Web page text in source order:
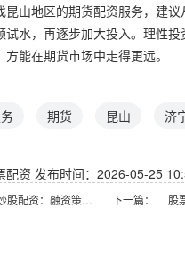
昆山地区的期货配资服务，建议
试水，再逐步加大投入。理性
能在期货市场中走得更远。
期货 昆山 济
配资 发布时间：2026-05-25
股票炒股配资：融资策略与风险指南 下一篇：